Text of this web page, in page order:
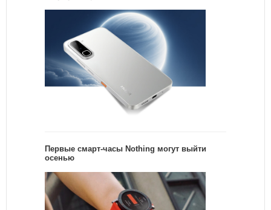
Первые смарт-часы Nothing могут выйти
осенью